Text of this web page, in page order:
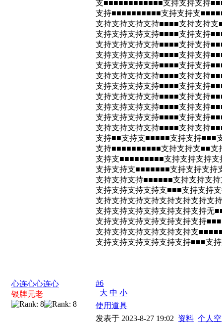
支■■■■■■■■■■■■支持支持支持
支持■■■■■■■■■■支持支持支
支持支持支持支持■■■■支持支持
支持支持支持支持■■■■支持支持
支持支持支持支持■■■■支持支持
支持支持支持支持■■■■支持支持
支持支持支持支持■■■■支持支持
支持支持支持支持■■■■支持支持
支持支持支持支持■■■■支持支持
支持支持支持支持■■■■支持支持
支持支持支持支持■■■■支持支持
支持支持支持支持■■■■支持支持
支持支持支持支持■■■■支持支持
支持■■支持支■■■■■支持支持■■■
支持■■■■■■■■■■支持支持支■■支
支持支■■■■■■■■■支持支持支持
支持支持支■■■■■■■支持支持支持
支持支持支持■■■■■■支持支持支
支持支持支持支持支■■■支持支持
支持支持支持支持支持支持支持支
支持支持支持支持支持支持支持
支持支持支持支持支持支持支持
支持支持支持支持支持支持支
支持支持支持支持支持支持■■■支
心连心心连心
银牌元老
#6
大 中 小
使用道具
发表于 2023-8-27 19:02 资料 个人